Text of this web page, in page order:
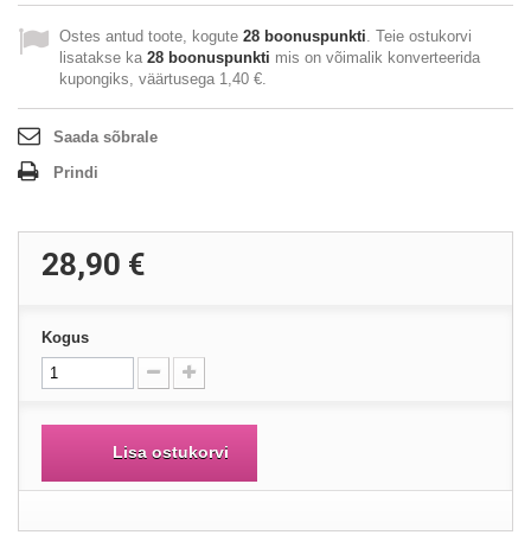
Ostes antud toote, kogute 28 boonuspunkti. Teie ostukorvi
lisatakse ka 28 boonuspunkti mis on võimalik konverteerida
kupongiks, väärtusega 1,40 €.
Saada sõbrale
Prindi
28,90 €
Kogus
Lisa ostukorvi